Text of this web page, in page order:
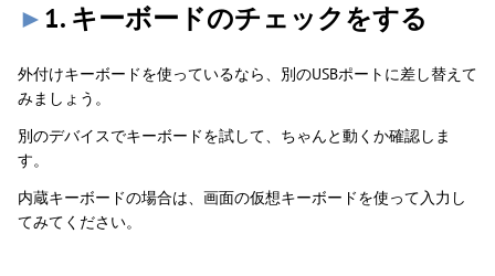
►1. キーボードのチェックをする
外付けキーボードを使っているなら、別のUSBポートに差し替えて
みましょう。
別のデバイスでキーボードを試して、ちゃんと動くか確認しま
す。
内蔵キーボードの場合は、画面の仮想キーボードを使って入力し
てみてください。